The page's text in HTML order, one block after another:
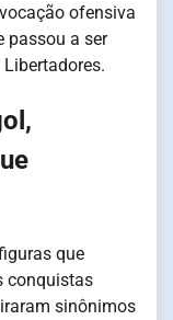
ofensiva
passou a ser
que
conquistas
sinônimos